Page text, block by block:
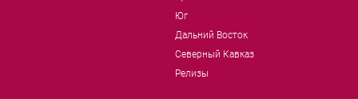
Юг
Дальний Восток
Северный Кавказ
Релизы